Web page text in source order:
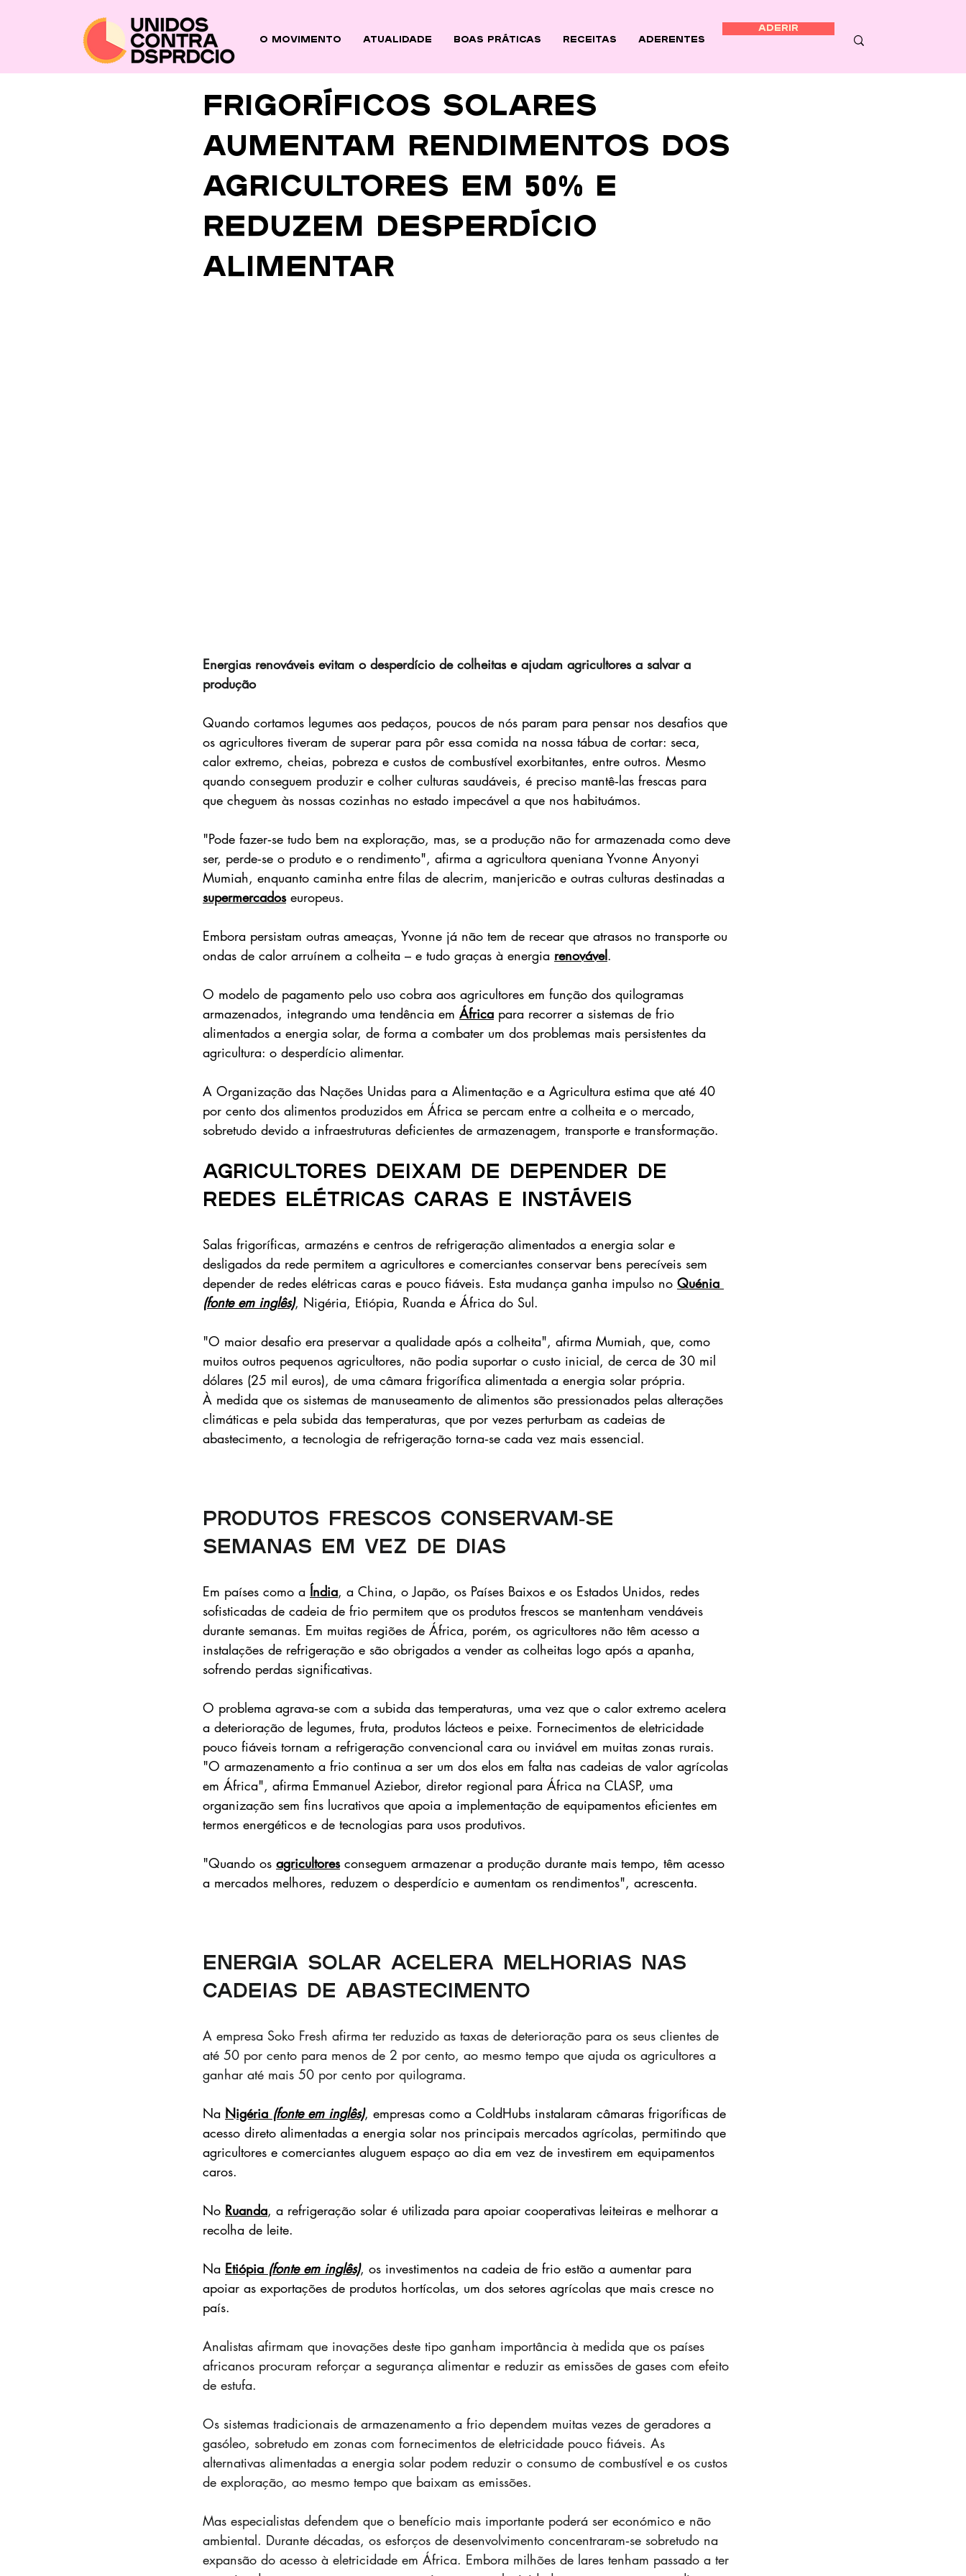
O Movimento ATUALIDADE BOAS PRÁTICAS Receitas Aderentes
ADERIR
Frigoríficos solares
aumentam rendimentos dos
agricultores em 50% e
reduzem desperdício
alimentar
Energias renováveis evitam o desperdício de colheitas e ajudam agricultores a salvar a
produção
Quando cortamos legumes aos pedaços, poucos de nós param para pensar nos desafios que
os agricultores tiveram de superar para pôr essa comida na nossa tábua de cortar: seca,
calor extremo, cheias, pobreza e custos de combustível exorbitantes, entre outros. Mesmo
quando conseguem produzir e colher culturas saudáveis, é preciso mantê‑las frescas para
que cheguem às nossas cozinhas no estado impecável a que nos habituámos.
"Pode fazer‑se tudo bem na exploração, mas, se a produção não for armazenada como deve
ser, perde‑se o produto e o rendimento", afirma a agricultora queniana Yvonne Anyonyi
Mumiah, enquanto caminha entre filas de alecrim, manjericão e outras culturas destinadas a
supermercados europeus.
Embora persistam outras ameaças, Yvonne já não tem de recear que atrasos no transporte ou
ondas de calor arruínem a colheita – e tudo graças à energia renovável.
O modelo de pagamento pelo uso cobra aos agricultores em função dos quilogramas
armazenados, integrando uma tendência em África para recorrer a sistemas de frio
alimentados a energia solar, de forma a combater um dos problemas mais persistentes da
agricultura: o desperdício alimentar.
A Organização das Nações Unidas para a Alimentação e a Agricultura estima que até 40
por cento dos alimentos produzidos em África se percam entre a colheita e o mercado,
sobretudo devido a infraestruturas deficientes de armazenagem, transporte e transformação.
Agricultores deixam de depender de
redes elétricas caras e instáveis
Salas frigoríficas, armazéns e centros de refrigeração alimentados a energia solar e
desligados da rede permitem a agricultores e comerciantes conservar bens perecíveis sem
depender de redes elétricas caras e pouco fiáveis. Esta mudança ganha impulso no Quénia
(fonte em inglês), Nigéria, Etiópia, Ruanda e África do Sul.
"O maior desafio era preservar a qualidade após a colheita", afirma Mumiah, que, como
muitos outros pequenos agricultores, não podia suportar o custo inicial, de cerca de 30 mil
dólares (25 mil euros), de uma câmara frigorífica alimentada a energia solar própria.
À medida que os sistemas de manuseamento de alimentos são pressionados pelas alterações
climáticas e pela subida das temperaturas, que por vezes perturbam as cadeias de
abastecimento, a tecnologia de refrigeração torna‑se cada vez mais essencial.
Produtos frescos conservam‑se
semanas em vez de dias
Em países como a Índia, a China, o Japão, os Países Baixos e os Estados Unidos, redes
sofisticadas de cadeia de frio permitem que os produtos frescos se mantenham vendáveis
durante semanas. Em muitas regiões de África, porém, os agricultores não têm acesso a
instalações de refrigeração e são obrigados a vender as colheitas logo após a apanha,
sofrendo perdas significativas.
O problema agrava‑se com a subida das temperaturas, uma vez que o calor extremo acelera
a deterioração de legumes, fruta, produtos lácteos e peixe. Fornecimentos de eletricidade
pouco fiáveis tornam a refrigeração convencional cara ou inviável em muitas zonas rurais.
"O armazenamento a frio continua a ser um dos elos em falta nas cadeias de valor agrícolas
em África", afirma Emmanuel Aziebor, diretor regional para África na CLASP, uma
organização sem fins lucrativos que apoia a implementação de equipamentos eficientes em
termos energéticos e de tecnologias para usos produtivos.
"Quando os agricultores conseguem armazenar a produção durante mais tempo, têm acesso
a mercados melhores, reduzem o desperdício e aumentam os rendimentos", acrescenta.
Energia solar acelera melhorias nas
cadeias de abastecimento
A empresa Soko Fresh afirma ter reduzido as taxas de deterioração para os seus clientes de
até 50 por cento para menos de 2 por cento, ao mesmo tempo que ajuda os agricultores a
ganhar até mais 50 por cento por quilograma.
Na Nigéria (fonte em inglês), empresas como a ColdHubs instalaram câmaras frigoríficas de
acesso direto alimentadas a energia solar nos principais mercados agrícolas, permitindo que
agricultores e comerciantes aluguem espaço ao dia em vez de investirem em equipamentos
caros.
No Ruanda, a refrigeração solar é utilizada para apoiar cooperativas leiteiras e melhorar a
recolha de leite.
Na Etiópia (fonte em inglês), os investimentos na cadeia de frio estão a aumentar para
apoiar as exportações de produtos hortícolas, um dos setores agrícolas que mais cresce no
país.
Analistas afirmam que inovações deste tipo ganham importância à medida que os países
africanos procuram reforçar a segurança alimentar e reduzir as emissões de gases com efeito
de estufa.
Os sistemas tradicionais de armazenamento a frio dependem muitas vezes de geradores a
gasóleo, sobretudo em zonas com fornecimentos de eletricidade pouco fiáveis. As
alternativas alimentadas a energia solar podem reduzir o consumo de combustível e os custos
de exploração, ao mesmo tempo que baixam as emissões.
Mas especialistas defendem que o benefício mais importante poderá ser económico e não
ambiental. Durante décadas, os esforços de desenvolvimento concentraram‑se sobretudo na
expansão do acesso à eletricidade em África. Embora milhões de lares tenham passado a ter